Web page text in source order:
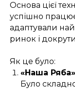
Основа цієї
успішно
адаптували
ринок і
Як це було:
«Наша Ряба»
Було